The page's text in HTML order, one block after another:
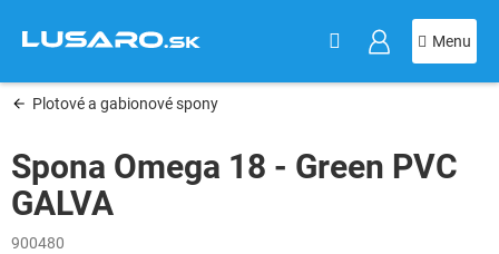
obsah
Plotové a gabionové spony
Spona Omega 18 - Green PVC
GALVA
900480